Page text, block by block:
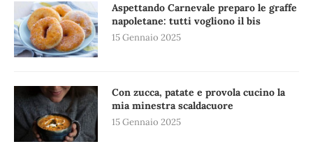
Aspettando Carnevale preparo le graffe
napoletane: tutti vogliono il bis
15 Gennaio 2025
Con zucca, patate e provola cucino la
mia minestra scaldacuore
15 Gennaio 2025